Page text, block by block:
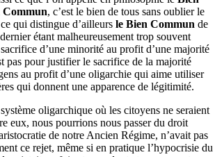
Commun, c’est le bien de tous sans oublier le
qui distingue d’ailleurs le Bien Commun de
étant malheureusement trop souvent
d’une minorité au profit d’une majorité
pas pour justifier le sacrifice de la majorité
au profit d’une oligarchie qui aime utiliser
qui donnent une apparence de légitimité.
oligarchique où les citoyens ne seraient
eux, nous pourrions nous passer du droit
de notre Ancien Régime, n’avait pas
ce rejet, même si en pratique l’hypocrisie du